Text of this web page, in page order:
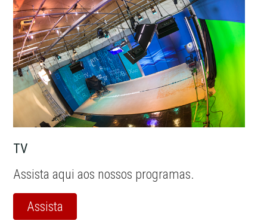
TV
Assista aqui aos nossos programas.
Assista